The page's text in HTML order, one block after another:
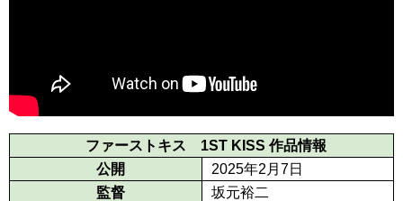
ファーストキス 1ST KISS 作品情報
公開
2025年2月7日
監督
坂元裕二